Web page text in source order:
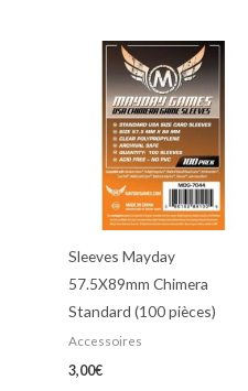
Sleeves Mayday
57.5X89mm Chimera
Standard (100 pièces)
Accessoires
3,00€